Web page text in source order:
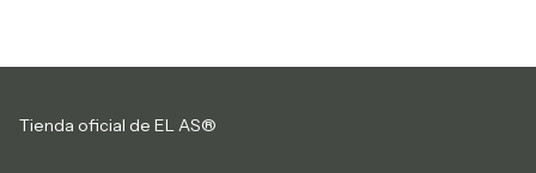
Tienda oficial de EL AS®